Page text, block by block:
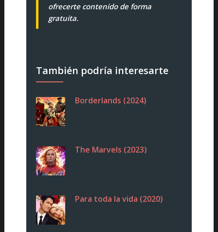
ofrecerte contenido de forma
gratuita.
También podría interesarte
Borderlands (2024)
The Marvels (2023)
Para toda la vida (2020)